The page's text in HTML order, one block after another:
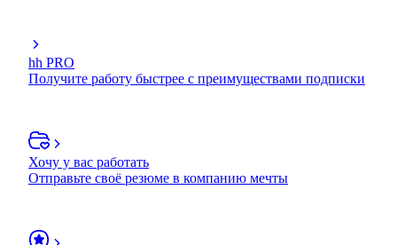
hh PRO
Получите работу быстрее с преимуществами подписки
Хочу у вас работать
Отправьте своё резюме в компанию мечты